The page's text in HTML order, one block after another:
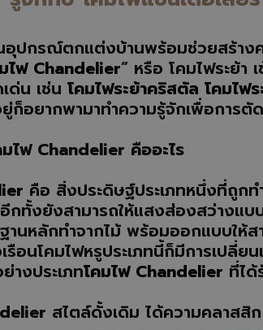
อุปกรณ์ตกแต่งบ้านพร้อมช่วยสร้า
ไฟ Chandelier” หรือ โคมไฟระย้
ด่น เช่น โคมไฟระย้าคริสตัล โคมไฟร
ยู่ก็อยากพามาทำความรู้จักเพื่อการ
ไฟ Chandelier คืออะไร
คือ สิ่งประดิษฐ์ประเภทหนึ่งที่ถูก
กทั้งยังสามารถให้แสงส่องสว่างแ
านหลักทำจากไม้ พร้อมออกแบบให้
รือนโคมไฟหรูประเภทนี้ก็มีการเปลี่
างประเภทโคมไฟ Chandelier ที่ได้
สไตล์ดั้งเดิม ได้ความคลาสสิก